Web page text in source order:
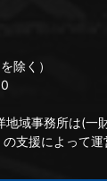
除く）
地域事務所は(一
支援によって運